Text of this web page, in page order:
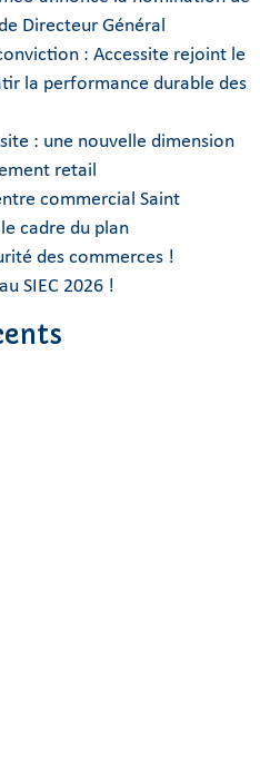
Directeur Général
: Accessite rejoint le
la performance durable des
: une nouvelle dimension
retail
commercial Saint
cadre du plan
des commerces !
SIEC 2026 !